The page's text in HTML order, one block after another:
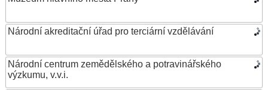
Národní akreditační úřad pro terciární vzdělávání
Národní centrum zemědělského a potravinářského
výzkumu, v.v.i.